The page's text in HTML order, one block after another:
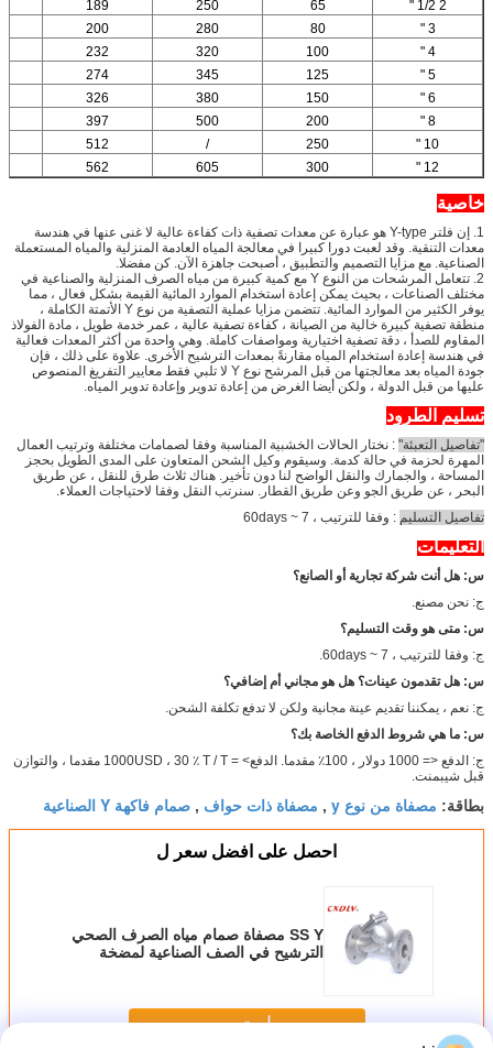
2 1/2 "
65
250
189
3 "
80
280
200
4 "
100
320
232
5 "
125
345
274
6 "
150
380
326
8 "
200
500
397
10 "
250
/
512
12 "
300
605
562
خاصية
1. إن فلتر Y-type هو عبارة عن معدات تصفية ذات كفاءة عالية لا غنى عنها في هندسة
معدات التنقية. وقد لعبت دورا كبيرا في معالجة المياه العادمة المنزلية والمياه المستعملة
الصناعية. مع مزايا التصميم والتطبيق ، أصبحت جاهزة الآن. كن مفضلا.
2. تتعامل المرشحات من النوع Y مع كمية كبيرة من مياه الصرف المنزلية والصناعية في
مختلف الصناعات ، بحيث يمكن إعادة استخدام الموارد المائية القيمة بشكل فعال ، مما
يوفر الكثير من الموارد المائية. تتضمن مزايا عملية التصفية من نوع Y الأتمتة الكاملة ،
منطقة تصفية كبيرة خالية من الصيانة ، كفاءة تصفية عالية ، عمر خدمة طويل ، مادة الفولاذ
المقاوم للصدأ ، دقة تصفية اختيارية ومواصفات كاملة. وهي واحدة من أكثر المعدات فعالية
في هندسة إعادة استخدام المياه مقارنةً بمعدات الترشيح الأخرى. علاوة على ذلك ، فإن
جودة المياه بعد معالجتها من قبل المرشح نوع Y لا تلبي فقط معايير التفريغ المنصوص
عليها من قبل الدولة ، ولكن أيضا الغرض من إعادة تدوير وإعادة تدوير المياه.
تسليم الطرود
"تفاصيل التعبئة" : نختار الحالات الخشبية المناسبة وفقا لصمامات مختلفة وترتيب العمال
المهرة لحزمة في حالة كدمة. وسيقوم وكيل الشحن المتعاون على المدى الطويل بحجز
المساحة ، والجمارك والنقل الواضح لنا دون تأخير. هناك ثلاث طرق للنقل ، عن طريق
البحر ، عن طريق الجو وعن طريق القطار. سنرتب النقل وفقا لاحتياجات العملاء.
تفاصيل التسليم : وفقا للترتيب ، 7 ~ 60days
التعليمات
س: هل أنت شركة تجارية أو الصانع؟
ج: نحن مصنع.
س: متى هو وقت التسليم؟
ج: وفقا للترتيب ، 7 ~ 60days.
س: هل تقدمون عينات؟ هل هو مجاني أم إضافي؟
ج: نعم ، يمكننا تقديم عينة مجانية ولكن لا تدفع تكلفة الشحن.
س: ما هي شروط الدفع الخاصة بك؟
ج: الدفع <= 1000 دولار ، 100٪ مقدما. الدفع> = 1000USD ، 30 ٪ T / T مقدما ، والتوازن
قبل شيبمنت.
بطاقة: مصفاة من نوع y , مصفاة ذات حواف , صمام فاكهة Y الصناعية
احصل على افضل سعر ل
SS Y مصفاة صمام مياه الصرف الصحي
الترشيح في الصف الصناعية لمضخة
استمر